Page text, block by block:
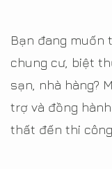
Bạn đang
chung cư, biệt
sạn, nhà hàng?
trợ và đồng
thất đến thi